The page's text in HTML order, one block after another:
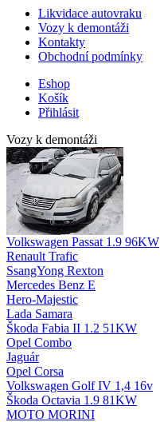
Likvidace autovraku
Vozy k demontáži
Kontakty
Obchodní podmínky
Eshop
Košík
Přihlásit
Vozy k demontáži
Volkswagen Passat 1.9 96KW
Renault Trafic
SsangYong Rexton
Mercedes Benz E
Hero-Majestic
Lada Samara
Škoda Fabia II 1.2 51KW
Opel Combo
Jaguár
Opel Corsa
Volkswagen Golf IV 1,4 16v
Škoda Octavia 1.9 81KW
MOTO MORINI